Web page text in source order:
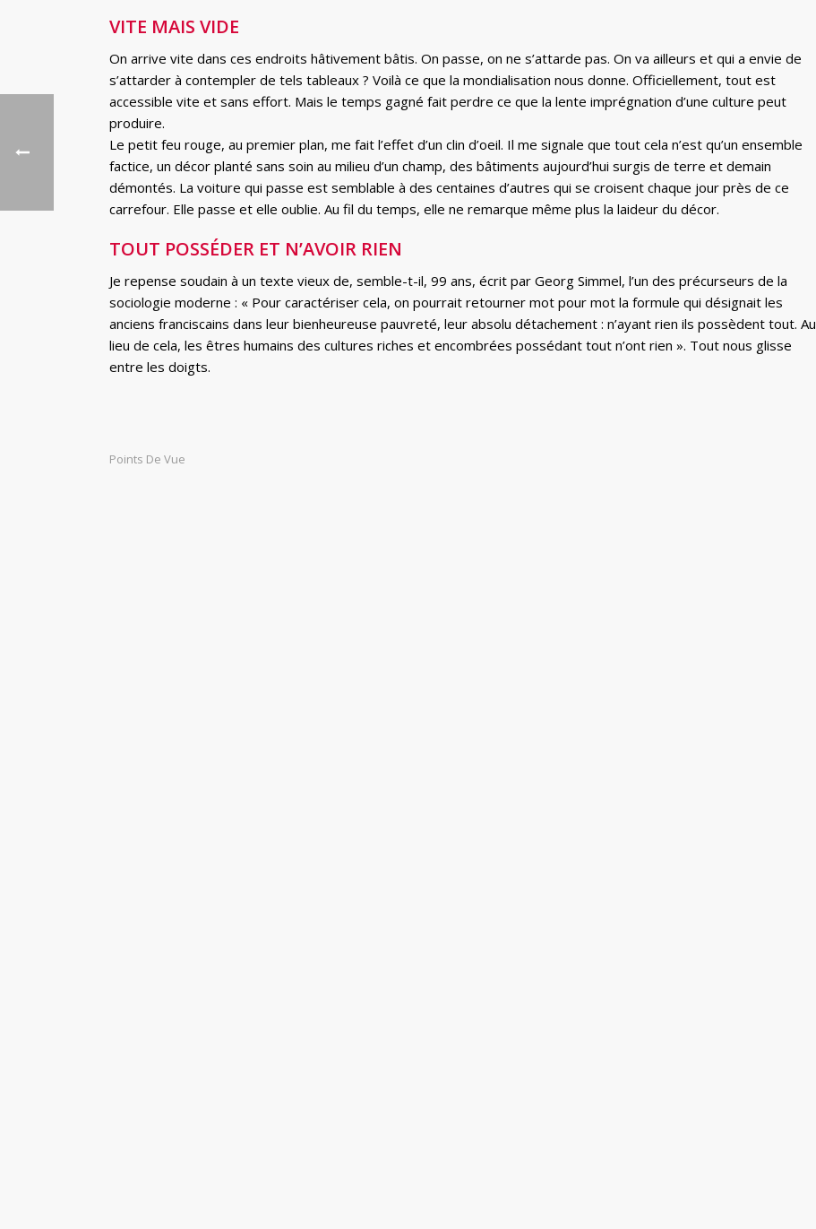
VITE MAIS VIDE
On arrive vite dans ces endroits hâtivement bâtis. On passe, on ne s’attarde pas. On va ailleurs et qui a envie de
s’attarder à contempler de tels tableaux ? Voilà ce que la mondialisation nous donne. Officiellement, tout est
accessible vite et sans effort. Mais le temps gagné fait perdre ce que la lente imprégnation d’une culture peut
produire.
Le petit feu rouge, au premier plan, me fait l’effet d’un clin d’oeil. Il me signale que tout cela n’est qu’un ensemble
factice, un décor planté sans soin au milieu d’un champ, des bâtiments aujourd’hui surgis de terre et demain
démontés. La voiture qui passe est semblable à des centaines d’autres qui se croisent chaque jour près de ce
carrefour. Elle passe et elle oublie. Au fil du temps, elle ne remarque même plus la laideur du décor.
TOUT POSSÉDER ET N’AVOIR RIEN
Je repense soudain à un texte vieux de, semble-t-il, 99 ans, écrit par Georg Simmel, l’un des précurseurs de la
sociologie moderne : « Pour caractériser cela, on pourrait retourner mot pour mot la formule qui désignait les
anciens franciscains dans leur bienheureuse pauvreté, leur absolu détachement : n’ayant rien ils possèdent tout. Au
lieu de cela, les êtres humains des cultures riches et encombrées possédant tout n’ont rien ». Tout nous glisse
entre les doigts.
Points De Vue